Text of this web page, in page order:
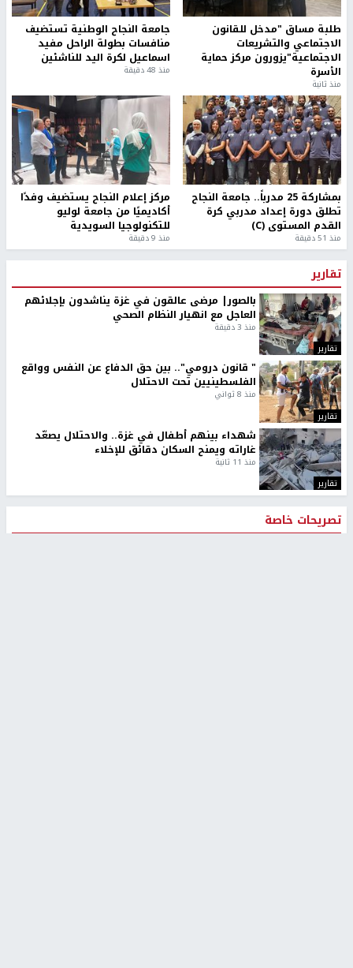
طلبة مساق "مدخل للقانون
الاجتماعي والتشريعات
الاجتماعية"يزورون مركز حماية
الأسرة
منذ ثانية
جامعة النجاح الوطنية تستضيف
منافسات بطولة الراحل مفيد
اسماعيل لكرة اليد للناشئين
منذ 48 دقيقة
بمشاركة 25 مدرباً.. جامعة النجاح
تطلق دورة إعداد مدربي كرة
القدم المستوى (C)
منذ 51 دقيقة
مركز إعلام النجاح يستضيف وفدًا
أكاديميًا من جامعة لوليو
للتكنولوجيا السويدية
منذ 9 دقيقة
تقارير
تقارير
بالصور| مرضى عالقون في غزة يناشدون بإجلائهم
العاجل مع انهيار النظام الصحي
منذ 3 دقيقة
تقارير
" قانون درومي".. بين حق الدفاع عن النفس وواقع
الفلسطينيين تحت الاحتلال
منذ 8 ثواني
تقارير
شهداء بينهم أطفال في غزة.. والاحتلال يصعّد
غاراته ويمنح السكان دقائق للإخلاء
منذ 11 ثانية
تصريحات خاصة